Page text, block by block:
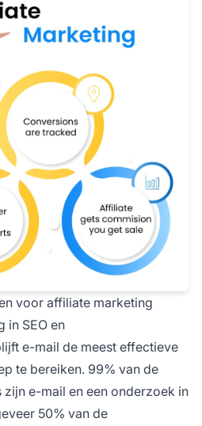
voor affiliate marketing
in SEO en
e-mail de meest effectieve
te bereiken. 99% van de
e-mail en een onderzoek in
50% van de